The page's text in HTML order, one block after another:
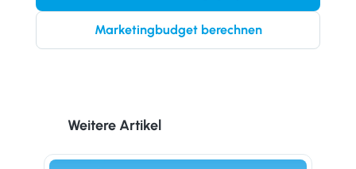
Marketingbudget berechnen
Weitere Artikel